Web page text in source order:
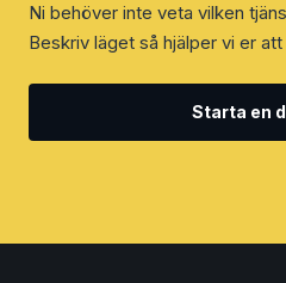
Ni behöver inte veta vilken
Beskriv läget så hjälper vi er
Starta en